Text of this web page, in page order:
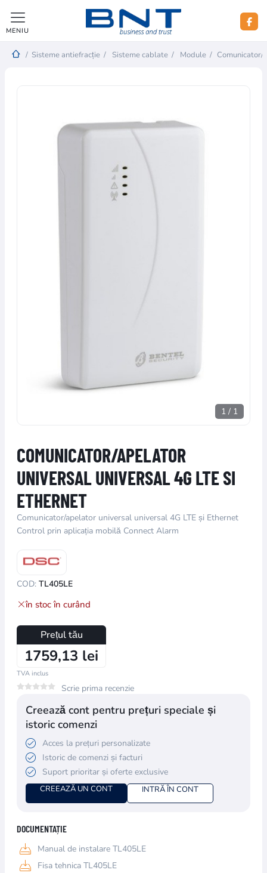
MENIU
/ Sisteme antiefracție / Sisteme cablate / Module / Comunicator/
1 / 1
COMUNICATOR/APELATOR
UNIVERSAL UNIVERSAL 4G LTE SI
ETHERNET
Comunicator/apelator universal universal 4G LTE și Ethernet
Control prin aplicația mobilă Connect Alarm
COD: TL405LE
în stoc în curând
Prețul tău
1759,13 lei
TVA inclus
Scrie prima recenzie
Creează cont pentru prețuri speciale și
istoric comenzi
Acces la prețuri personalizate
Istoric de comenzi și facturi
Suport prioritar și oferte exclusive
CREEAZĂ UN CONT INTRĂ ÎN CONT
DOCUMENTAȚIE
Manual de instalare TL405LE
Fisa tehnica TL405LE